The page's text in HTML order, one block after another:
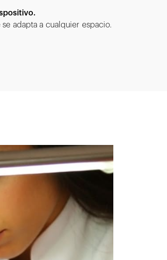
adapta a cualquier espacio.